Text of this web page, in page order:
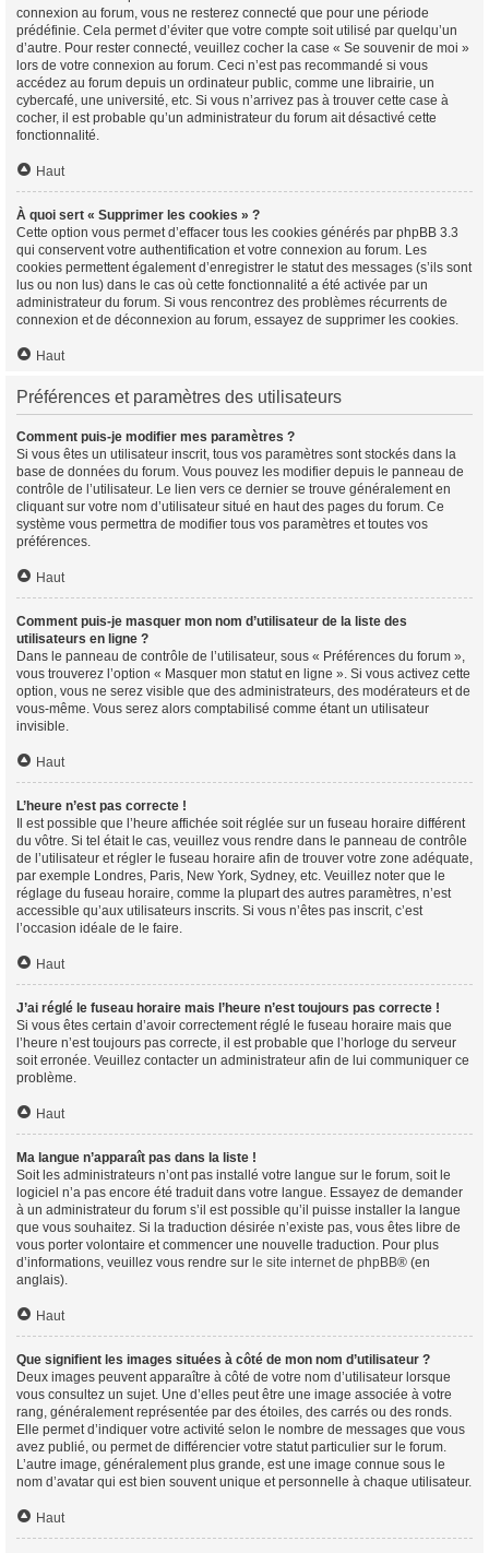
connexion au forum, vous ne resterez connecté que pour une période
prédéfinie. Cela permet d’éviter que votre compte soit utilisé par quelqu’un
d’autre. Pour rester connecté, veuillez cocher la case « Se souvenir de moi »
lors de votre connexion au forum. Ceci n’est pas recommandé si vous
accédez au forum depuis un ordinateur public, comme une librairie, un
cybercafé, une université, etc. Si vous n’arrivez pas à trouver cette case à
cocher, il est probable qu’un administrateur du forum ait désactivé cette
fonctionnalité.
Haut
À quoi sert « Supprimer les cookies » ?
Cette option vous permet d’effacer tous les cookies générés par phpBB 3.3
qui conservent votre authentification et votre connexion au forum. Les
cookies permettent également d’enregistrer le statut des messages (s’ils sont
lus ou non lus) dans le cas où cette fonctionnalité a été activée par un
administrateur du forum. Si vous rencontrez des problèmes récurrents de
connexion et de déconnexion au forum, essayez de supprimer les cookies.
Haut
Préférences et paramètres des utilisateurs
Comment puis-je modifier mes paramètres ?
Si vous êtes un utilisateur inscrit, tous vos paramètres sont stockés dans la
base de données du forum. Vous pouvez les modifier depuis le panneau de
contrôle de l’utilisateur. Le lien vers ce dernier se trouve généralement en
cliquant sur votre nom d’utilisateur situé en haut des pages du forum. Ce
système vous permettra de modifier tous vos paramètres et toutes vos
préférences.
Haut
Comment puis-je masquer mon nom d’utilisateur de la liste des
utilisateurs en ligne ?
Dans le panneau de contrôle de l’utilisateur, sous « Préférences du forum »,
vous trouverez l’option « Masquer mon statut en ligne ». Si vous activez cette
option, vous ne serez visible que des administrateurs, des modérateurs et de
vous-même. Vous serez alors comptabilisé comme étant un utilisateur
invisible.
Haut
L’heure n’est pas correcte !
Il est possible que l’heure affichée soit réglée sur un fuseau horaire différent
du vôtre. Si tel était le cas, veuillez vous rendre dans le panneau de contrôle
de l’utilisateur et régler le fuseau horaire afin de trouver votre zone adéquate,
par exemple Londres, Paris, New York, Sydney, etc. Veuillez noter que le
réglage du fuseau horaire, comme la plupart des autres paramètres, n’est
accessible qu’aux utilisateurs inscrits. Si vous n’êtes pas inscrit, c’est
l’occasion idéale de le faire.
Haut
J’ai réglé le fuseau horaire mais l’heure n’est toujours pas correcte !
Si vous êtes certain d’avoir correctement réglé le fuseau horaire mais que
l’heure n’est toujours pas correcte, il est probable que l’horloge du serveur
soit erronée. Veuillez contacter un administrateur afin de lui communiquer ce
problème.
Haut
Ma langue n’apparaît pas dans la liste !
Soit les administrateurs n’ont pas installé votre langue sur le forum, soit le
logiciel n’a pas encore été traduit dans votre langue. Essayez de demander
à un administrateur du forum s’il est possible qu’il puisse installer la langue
que vous souhaitez. Si la traduction désirée n’existe pas, vous êtes libre de
vous porter volontaire et commencer une nouvelle traduction. Pour plus
d’informations, veuillez vous rendre sur le site internet de phpBB® (en
anglais).
Haut
Que signifient les images situées à côté de mon nom d’utilisateur ?
Deux images peuvent apparaître à côté de votre nom d’utilisateur lorsque
vous consultez un sujet. Une d’elles peut être une image associée à votre
rang, généralement représentée par des étoiles, des carrés ou des ronds.
Elle permet d’indiquer votre activité selon le nombre de messages que vous
avez publié, ou permet de différencier votre statut particulier sur le forum.
L’autre image, généralement plus grande, est une image connue sous le
nom d’avatar qui est bien souvent unique et personnelle à chaque utilisateur.
Haut